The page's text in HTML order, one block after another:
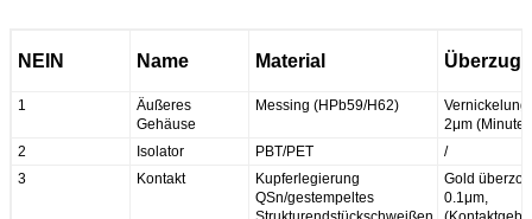
NEIN Name Material Überzug
1
Äußeres
Gehäuse
Messing (HPb59/H62)
Vernickelung
2μm (Minute)
2
Isolator PBT/PET
/
3
Kontakt
Kupferlegierung
QSn/gestempeltes
Gold überzog
0.1μm,